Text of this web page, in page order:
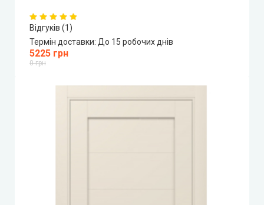
Відгуків (1)
Термін доставки: До 15 робочих днів
5225 грн
0 грн